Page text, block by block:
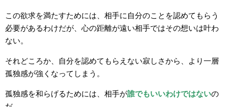
この欲求を満たすためには、相手に自分のことを認めてもらう
必要があるわけだが、心の距離が遠い相手ではその想いは叶わ
ない。
それどころか、自分を認めてもらえない寂しさから、より一層
孤独感が強くなってしまう。
孤独感を和らげるためには、相手が誰でもいいわけではないの